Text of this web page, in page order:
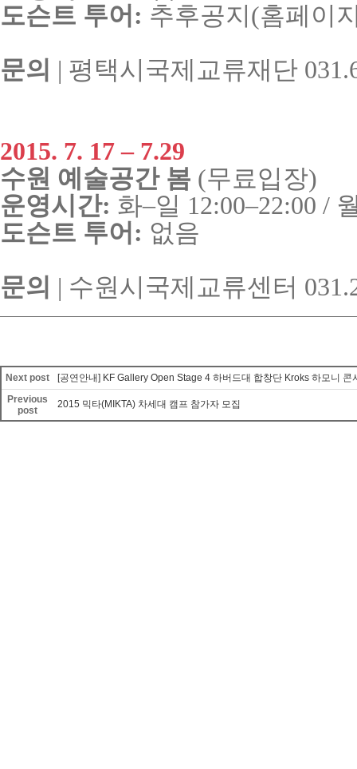
도슨트 투어 : 추후공지 (홈페이
문의 | 평택시국제교류재단
2015. 7. 17 – 7.29
수원 예술공간 봄 (무료입장)
운영시간: 화–일 12:00–22:00 /
도슨트 투어 : 없음
문의 | 수원시국제교류센터
Next post
[공연안내] KF Gallery Open Stage 4 하버드대 합창단 Kroks 하모니 콘
Previous
post
2015 믹타(MIKTA) 차세대 캠프 참가자 모집